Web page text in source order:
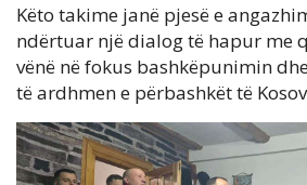
Këto takime janë pjesë e
ndërtuar një dialog të hapur me
vënë në fokus bashkëpunimin
të ardhmen e përbashkët të